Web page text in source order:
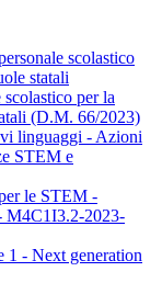
scolastico
statali
per la
(D.M. 66/2023)
linguaggi - Azioni
STEM e
le STEM -
M4C1I3.2-2023-
1 - Next generation